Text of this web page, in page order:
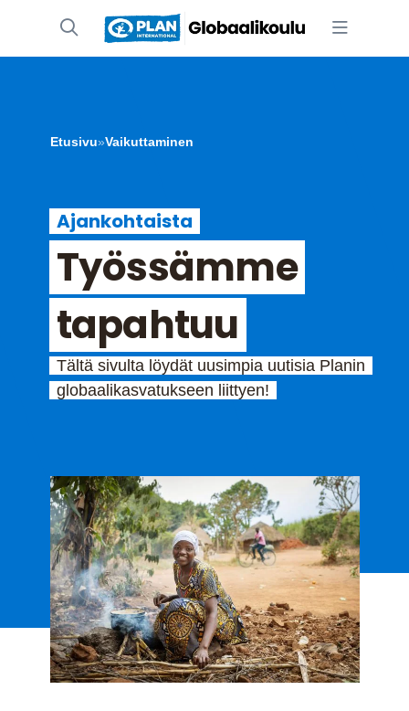
Etusivu»Vaikuttaminen
Ajankohtaista
Työssämme
tapahtuu
Tältä sivulta löydät uusimpia uutisia Planin
globaalikasvatukseen liittyen!